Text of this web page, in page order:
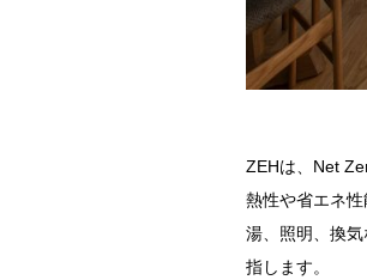
ZEHは、Net
熱性や省エネ
湯、照明、換
指します。